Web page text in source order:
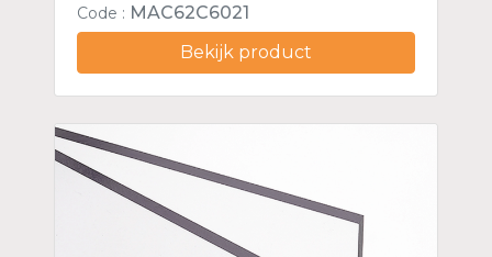
Code : MAC62C6021
Bekijk product